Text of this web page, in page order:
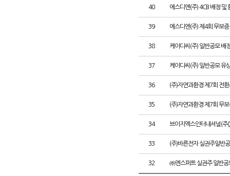
40 에스디엔(주) 4CB 배정 및
39 에스디엔(주) 제4회 무보
38 케이디씨(주) 일반공모 배
37 케이디씨(주) 일반공모 유
36 (주)자연과환경 제7회 전
35 (주)자연과환경 제7회 무
34 브이지엑스인터내셔널(주
33 (주)바른전자 실권주일반
32 ㈜엔스퍼트 실권주 일반공